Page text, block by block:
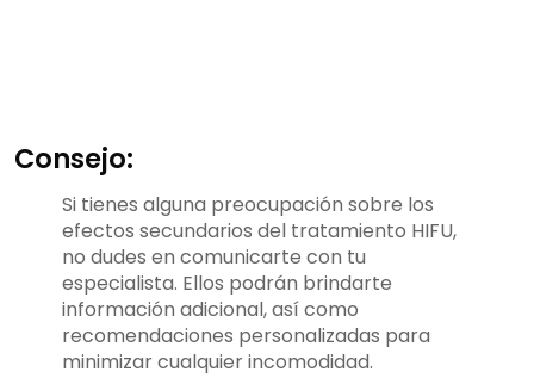
Consejo:
Si tienes alguna preocupación sobre los
efectos secundarios del tratamiento HIFU,
no dudes en comunicarte con tu
especialista. Ellos podrán brindarte
información adicional, así como
recomendaciones personalizadas para
minimizar cualquier incomodidad.